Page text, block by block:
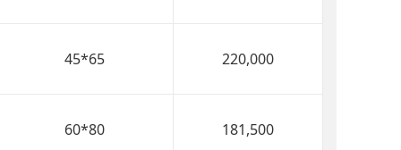
45*65 220,000
60*80 181,500